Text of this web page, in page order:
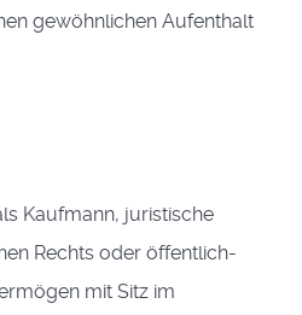
gewöhnlichen Aufenthalt
Kaufmann, juristische
Rechts oder öffentlich-
mit Sitz im